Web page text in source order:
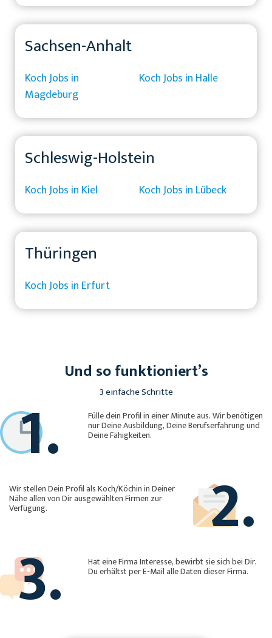
Sachsen-Anhalt
Koch Jobs in
Magdeburg
Koch Jobs in Halle
Schleswig-Holstein
Koch Jobs in Kiel Koch Jobs in Lübeck
Thüringen
Koch Jobs in Erfurt
Und so funktioniert’s
3 einfache Schritte
1. Fülle dein Profil in einer Minute aus. Wir benötigen
nur Deine Ausbildung, Deine Berufserfahrung und
Deine Fähigkeiten.
2.
Wir stellen Dein Profil als Koch/Köchin in Deiner
Nähe allen von Dir ausgewählten Firmen zur
Verfügung.
3. Hat eine Firma Interesse, bewirbt sie sich bei Dir.
Du erhältst per E-Mail alle Daten dieser Firma.